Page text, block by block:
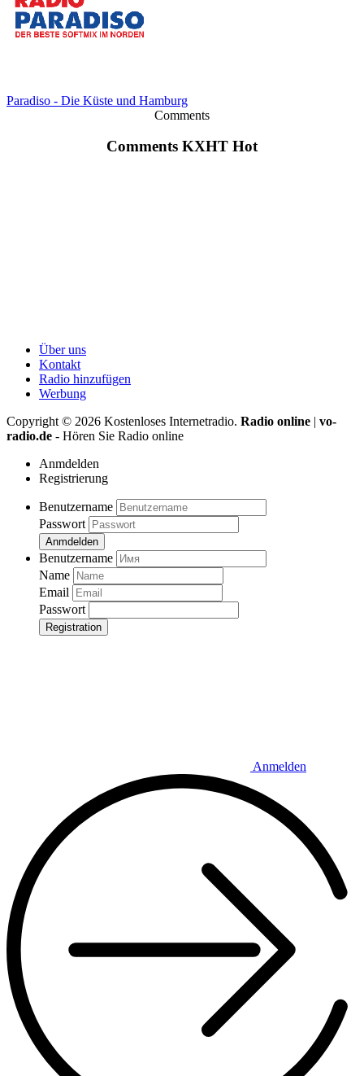
Paradiso - Die Küste und Hamburg
Comments
Comments KXHT Hot
Über uns
Kontakt
Radio hinzufügen
Werbung
Copyright © 2026 Kostenloses Internetradio. Radio online | vo-
radio.de - Hören Sie Radio online
Anmdelden
Registrierung
Benutzername
Passwort
Anmdelden
Benutzername
Name
Email
Passwort
Registration
Anmelden